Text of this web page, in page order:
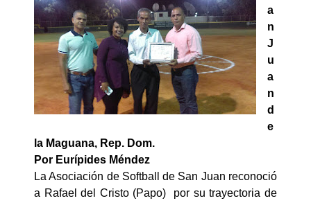
a
n
J
u
a
n
d
e
la Maguana, Rep. Dom.
Por Eurípides Méndez
La Asociación de Softball de San Juan reconoció
a Rafael del Cristo (Papo) por su trayectoria de